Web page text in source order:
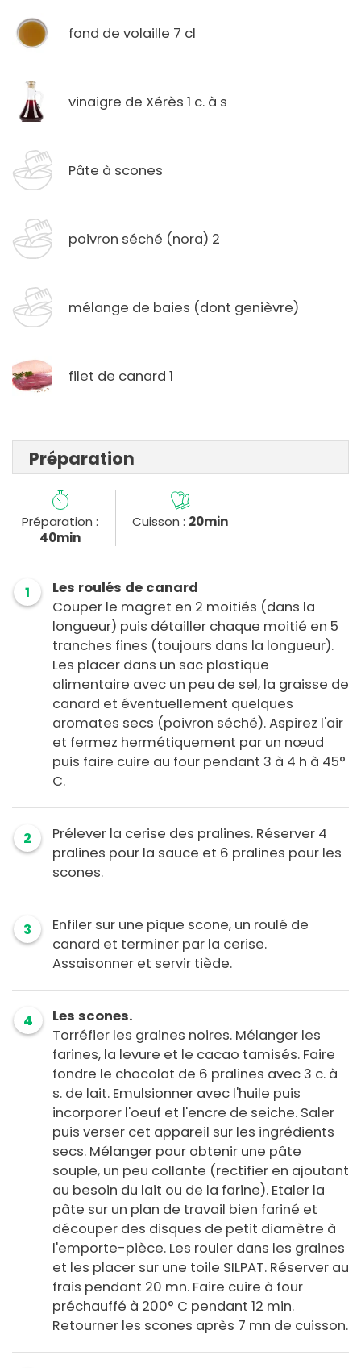
fond de volaille 7 cl
vinaigre de Xérès 1 c. à s
Pâte à scones
poivron séché (nora) 2
mélange de baies (dont genièvre)
filet de canard 1
Préparation
Préparation :
40min
Cuisson : 20min
1
Les roulés de canard
Couper le magret en 2 moitiés (dans la
longueur) puis détailler chaque moitié en 5
tranches fines (toujours dans la longueur).
Les placer dans un sac plastique
alimentaire avec un peu de sel, la graisse de
canard et éventuellement quelques
aromates secs (poivron séché). Aspirez l'air
et fermez hermétiquement par un nœud
puis faire cuire au four pendant 3 à 4 h à 45°
C.
2
Prélever la cerise des pralines. Réserver 4
pralines pour la sauce et 6 pralines pour les
scones.
3
Enfiler sur une pique scone, un roulé de
canard et terminer par la cerise.
Assaisonner et servir tiède.
4
Les scones.
Torréfier les graines noires. Mélanger les
farines, la levure et le cacao tamisés. Faire
fondre le chocolat de 6 pralines avec 3 c. à
s. de lait. Emulsionner avec l'huile puis
incorporer l'oeuf et l'encre de seiche. Saler
puis verser cet appareil sur les ingrédients
secs. Mélanger pour obtenir une pâte
souple, un peu collante (rectifier en ajoutant
au besoin du lait ou de la farine). Etaler la
pâte sur un plan de travail bien fariné et
découper des disques de petit diamètre à
l'emporte-pièce. Les rouler dans les graines
et les placer sur une toile SILPAT. Réserver au
frais pendant 20 mn. Faire cuire à four
préchauffé à 200° C pendant 12 min.
Retourner les scones après 7 mn de cuisson.